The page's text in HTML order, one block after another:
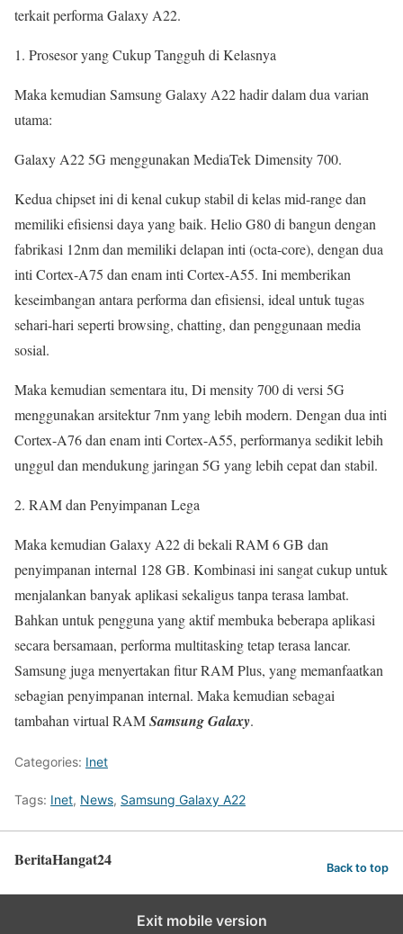
terkait performa Galaxy A22.
Prosesor yang Cukup Tangguh di Kelasnya
Maka kemudian Samsung Galaxy A22 hadir dalam dua varian
utama:
Galaxy A22 5G menggunakan MediaTek Dimensity 700.
Kedua chipset ini di kenal cukup stabil di kelas mid-range dan
memiliki efisiensi daya yang baik. Helio G80 di bangun dengan
fabrikasi 12nm dan memiliki delapan inti (octa-core), dengan dua
inti Cortex-A75 dan enam inti Cortex-A55. Ini memberikan
keseimbangan antara performa dan efisiensi, ideal untuk tugas
sehari-hari seperti browsing, chatting, dan penggunaan media
sosial.
Maka kemudian sementara itu, Di mensity 700 di versi 5G
menggunakan arsitektur 7nm yang lebih modern. Dengan dua inti
Cortex-A76 dan enam inti Cortex-A55, performanya sedikit lebih
unggul dan mendukung jaringan 5G yang lebih cepat dan stabil.
RAM dan Penyimpanan Lega
Maka kemudian Galaxy A22 di bekali RAM 6 GB dan
penyimpanan internal 128 GB. Kombinasi ini sangat cukup untuk
menjalankan banyak aplikasi sekaligus tanpa terasa lambat.
Bahkan untuk pengguna yang aktif membuka beberapa aplikasi
secara bersamaan, performa multitasking tetap terasa lancar.
Samsung juga menyertakan fitur RAM Plus, yang memanfaatkan
sebagian penyimpanan internal. Maka kemudian sebagai
tambahan virtual RAMSamsung Galaxy.
Categories: Inet
Tags: Inet, News, Samsung Galaxy A22
BeritaHangat24 Back to top
Exit mobile version